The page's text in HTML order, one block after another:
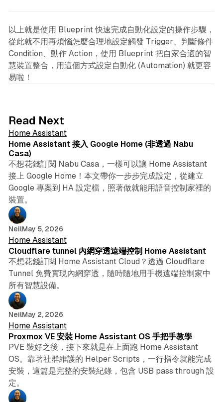
以上就是使用 Blueprint 快速完成自動化設定的操作步驟，
從此就不用再煩惱怎麼合理地設定觸發 Trigger、判斷條件
Condition、動作 Action，使用 Blueprint 把自家合適的智
慧裝置整合，用這個方式設定自動化 (Automation) 就更容
易啦！
Read Next
Home Assistant
Home Assistant 接入 Google Home (非透過 Nabu
Casa)
不想花錢訂閱 Nabu Casa，一樣可以讓 Home Assistant
接上 Google Home！本文帶你一步步完成設定，從建立
Google 專案到 HA 設定檔，照著做就能用語音控制家裡的
裝置。
NeilMay 5, 2026
Home Assistant
Cloudflare tunnel 內網穿透遠端控制 Home Assistant
不想花錢訂閱 Home Assistant Cloud？透過 Cloudflare
Tunnel 免費實現內網穿透，隨時隨地用手機遠端控制家中
所有智慧設備。
NeilMay 2, 2026
Home Assistant
Proxmox VE 安裝 Home Assistant OS 手把手教學
PVE 裝好之後，接下來就是在上面跑 Home Assistant
OS。靠著社群維護的 Helper Scripts，一行指令就能完成
安裝，這篇是完整的安裝紀錄，包含 USB pass through 設
定。